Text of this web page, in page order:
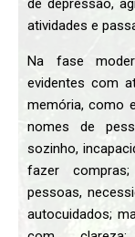
de depressão,
atividades e
Na fase
evidentes com
memória, como
nomes de
sozinho,
fazer
pessoas,
autocuidados;